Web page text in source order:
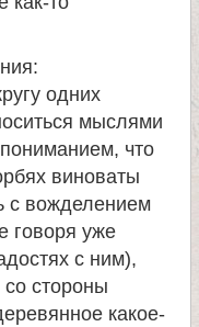
одних
мыслями
что
виноваты
с вожделением
говоря уже
с ним),
со стороны
какое-